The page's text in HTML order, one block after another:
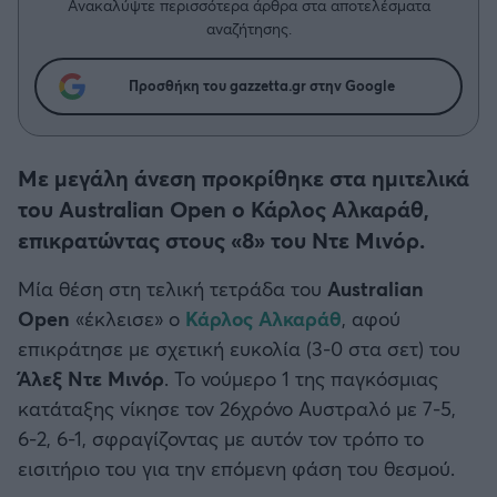
Δημήτρης Τσορμπατζόγλου
Λεβαδειακός
Βόλος
Κηφισιά
Αστέρας Τρίπολης
Παναιτωλικός
Συνεντεύξεις
Μια Ιστορία από την Πόλη
Ανακαλύψτε περισσότερα άρθρα στα αποτελέσματα
αναζήτησης.
Προσθήκη του gazzetta.gr στην Google
Με μεγάλη άνεση προκρίθηκε στα ημιτελικά
του Australian Open ο Κάρλος Αλκαράθ,
επικρατώντας στους «8» του Ντε Μινόρ.
Μία θέση στη τελική τετράδα του Australian
Open «έκλεισε» ο Κάρλος Αλκαράθ, αφού
επικράτησε με σχετική ευκολία (3-0 στα σετ) του
Άλεξ Ντε Μινόρ. Το νούμερο 1 της παγκόσμιας
κατάταξης νίκησε τον 26χρόνο Αυστραλό με 7-5,
6-2, 6-1, σφραγίζοντας με αυτόν τον τρόπο το
εισιτήριο του για την επόμενη φάση του θεσμού.